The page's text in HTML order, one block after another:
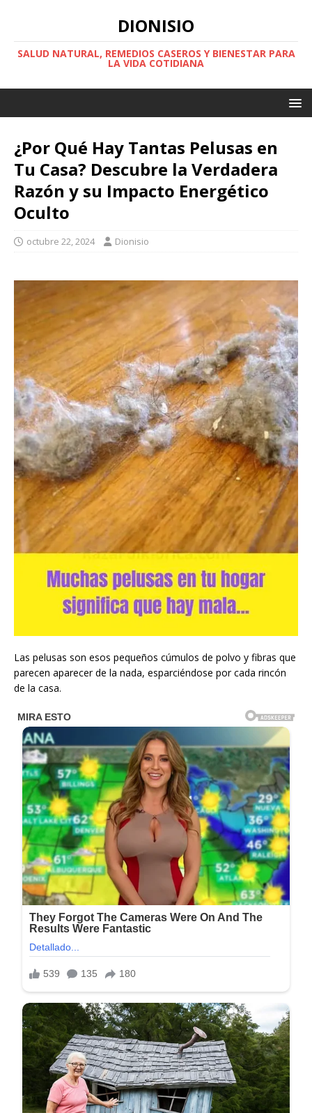
DIONISIO
SALUD NATURAL, REMEDIOS CASEROS Y BIENESTAR PARA
LA VIDA COTIDIANA
¿Por Qué Hay Tantas Pelusas en
Tu Casa? Descubre la Verdadera
Razón y su Impacto Energético
Oculto
octubre 22, 2024 Dionisio
Las pelusas son esos pequeños cúmulos de polvo y fibras que
parecen aparecer de la nada, esparciéndose por cada rincón
de la casa.